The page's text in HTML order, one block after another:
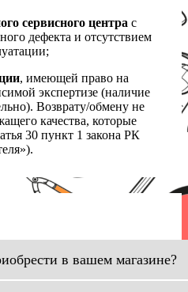
сервисного центра с
дефекта и отсутствием
, имеющей право на
экспертизе (наличие
Возврату/обмену не
качества, которые
30 пункт 1 закона РК
в вашем магазине?